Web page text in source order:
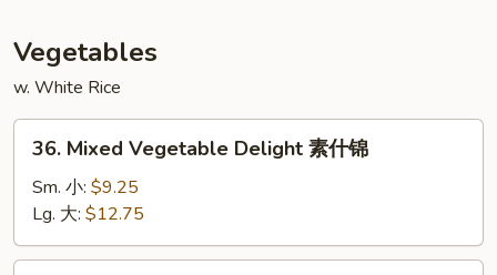
Young
本
楼
蓉
Vegetables
w. White Rice
Mixed
Vegetable
Delight
素
什
36. Mixed Vegetable Delight 素什锦
Sm. 小: $9.25
Lg. 大: $12.75